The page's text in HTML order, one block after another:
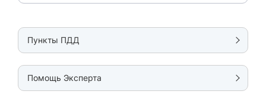
Пункты ПДД
Помощь Эксперта